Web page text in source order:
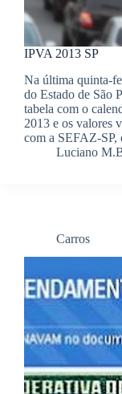
IPVA 2013 SP
Na última quinta-
do Estado de São
tabela com o
2013 e os valores
com a SEFAZ-
Luciano
Carros